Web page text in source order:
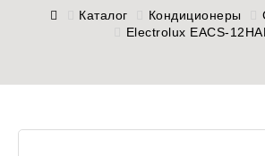
КонтактыКаталог Кондиционеры
Electrolux EACS-